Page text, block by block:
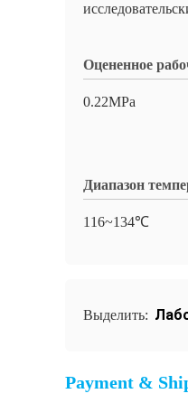
Оцененное
0.22MPa
Диапазон
116~134℃
Выделить:
Payment &